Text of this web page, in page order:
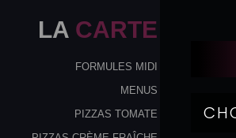
LA CARTE
FORMULES MIDI
MENUS
PIZZAS TOMATE